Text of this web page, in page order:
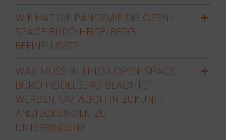
WIE HAT DIE PANDEMIE DIE OPEN-
SPACE BÜRO HEIDELBERG
BEEINFLUSST?
WAS MUSS IN EINEM OPEN-SPACE
BÜRO HEIDELBERG BEACHTET
WERDEN, UM AUCH IN ZUKUNFT
ANSTECKUNGEN ZU
UNTERBINDEN?